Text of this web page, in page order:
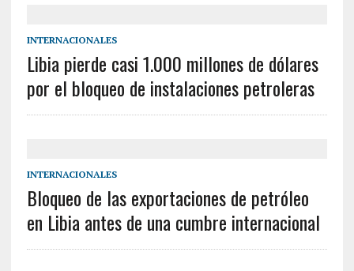
INTERNACIONALES
Libia pierde casi 1.000 millones de dólares
por el bloqueo de instalaciones petroleras
INTERNACIONALES
Bloqueo de las exportaciones de petróleo
en Libia antes de una cumbre internacional